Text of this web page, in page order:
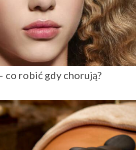
co robić gdy chorują?